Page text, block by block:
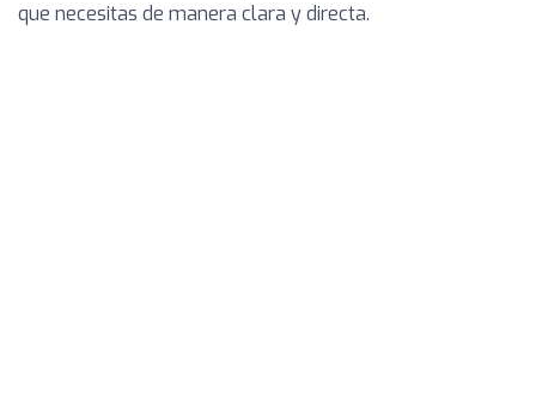
que necesitas de manera clara y directa.